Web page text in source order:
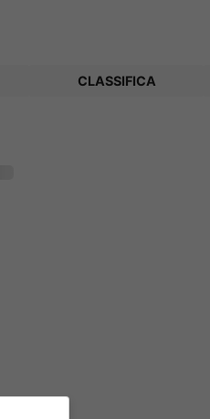
CLASSIFICA